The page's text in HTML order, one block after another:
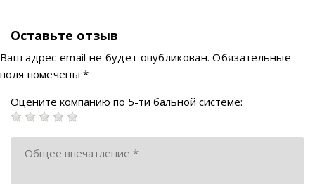
Оставьте отзыв
Ваш адрес email не будет опубликован. Обязательные
поля помечены*
Оцените компанию по 5-ти бальной системе: